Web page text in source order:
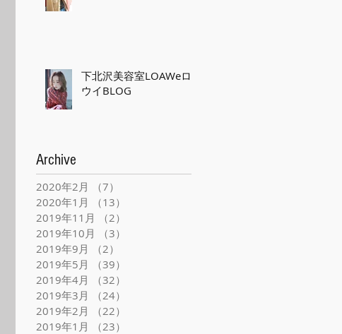
下北沢美容室LOAWeロ
ウイBLOG
Archive
2020年2月 （7）
2020年1月
（13）
2019年11月
（2）
2019年10月
（3）
2019年9月
（2）
2019年5月
（39）
2019年4月
（32）
2019年3月
（24）
2019年2月
（22）
2019年1月
（23）